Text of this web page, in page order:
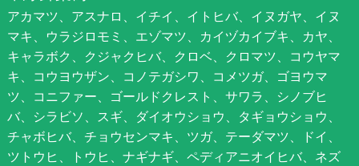
アカマツ、アスナロ、イチイ、イトヒバ、イヌガヤ、イヌ
マキ、ウラジロモミ、エゾマツ、カイヅカイブキ、カヤ、
キャラボク、クジャクヒバ、クロベ、クロマツ、コウヤマ
キ、コウヨウザン、コノテガシワ、コメツガ、ゴヨウマ
ツ、コニファー、ゴールドクレスト、サワラ、シノブヒ
バ、シラビソ、スギ、ダイオウショウ、タギョウショウ、
チャボヒバ、チョウセンマキ、ツガ、テーダマツ、ドイ、
ツトウヒ、トウヒ、ナギナギ、ペディアニオイヒバ、ネズ